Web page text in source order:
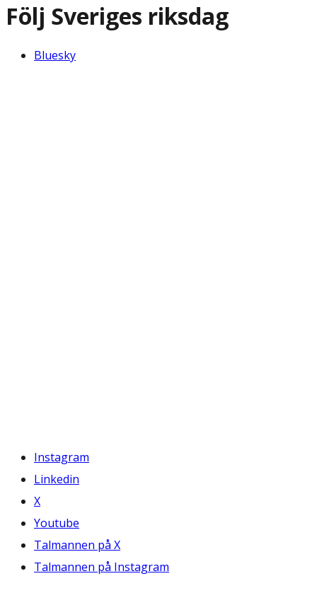
Följ Sveriges riksdag
Bluesky
Instagram
Linkedin
X
Youtube
Talmannen på X
Talmannen på Instagram